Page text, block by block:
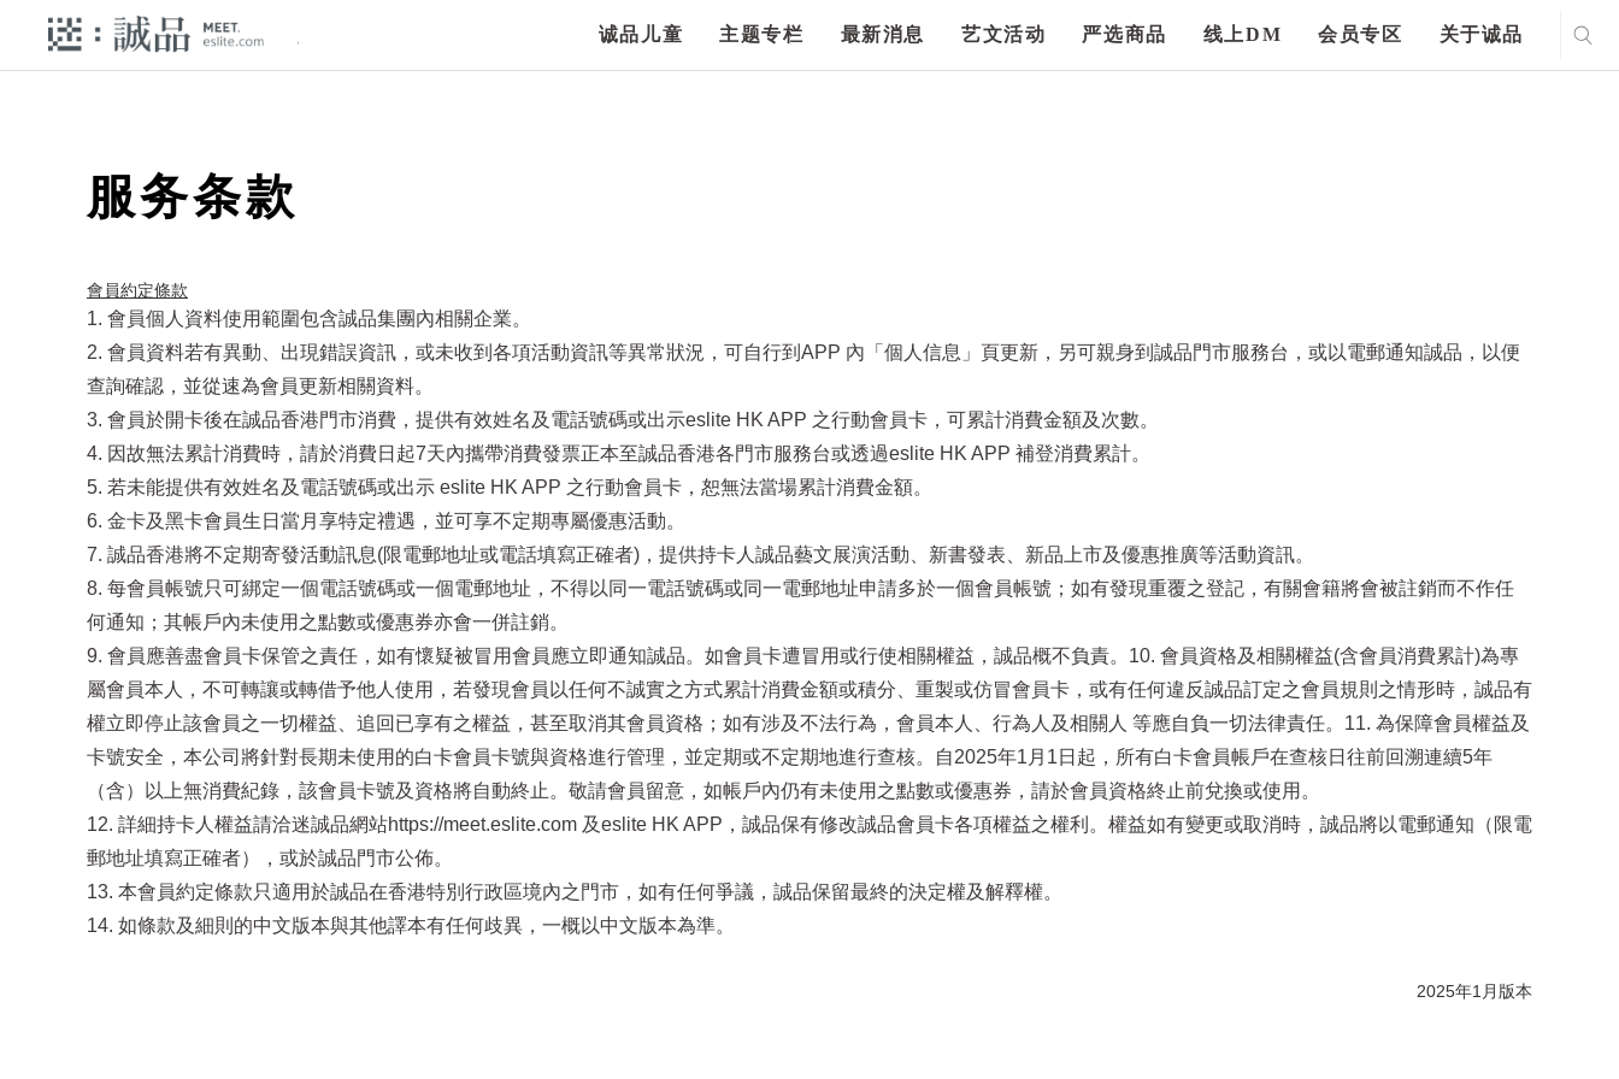
诚品儿童 主题专栏 最新消息 艺文活动 严选商品 线上DM 会员专区 关于诚品
服务条款
會員約定條款​
1. 會員個人資料使用範圍包含誠品集團內相關企業。
2. 會員資料若有異動、出現錯誤資訊，或未收到各項活動資訊等異常狀況，可自行到APP 內「個人信息」頁更新，另可親身到誠品門市服務台，或以電郵通知誠品，以便
查詢確認，並從速為會員更新相關資料。
3. 會員於開卡後在誠品香港門市消費，提供有效姓名及電話號碼或出示eslite HK APP 之行動會員卡，可累計消費金額及次數。
4. 因故無法累計消費時，請於消費日起7天內攜帶消費發票正本至誠品香港各門市服務台或透過eslite HK APP 補登消費累計。
5. 若未能提供有效姓名及電話號碼或出示 eslite HK APP 之行動會員卡，恕無法當場累計消費金額。
6. 金卡及黑卡會員生日當月享特定禮遇，並可享不定期專屬優惠活動。
7. 誠品香港將不定期寄發活動訊息(限電郵地址或電話填寫正確者)，提供持卡人誠品藝文展演活動、新書發表、新品上市及優惠推廣等活動資訊。
8. 每會員帳號只可綁定一個電話號碼或一個電郵地址，不得以同一電話號碼或同一電郵地址申請多於一個會員帳號；如有發現重覆之登記，有關會籍將會被註銷而不作任
何通知；其帳戶內未使用之點數或優惠券亦會一併註銷。
9. 會員應善盡會員卡保管之責任，如有懷疑被冒用會員應立即通知誠品。如會員卡遭冒用或行使相關權益，誠品概不負責。10. 會員資格及相關權益(含會員消費累計)為專
屬會員本人，不可轉讓或轉借予他人使用，若發現會員以任何不誠實之方式累計消費金額或積分、重製或仿冒會員卡，或有任何違反誠品訂定之會員規則之情形時，誠品有
權立即停止該會員之一切權益、追回已享有之權益，甚至取消其會員資格；如有涉及不法行為，會員本人、行為人及相關人 等應自負一切法律責任。11. 為保障會員權益及
卡號安全，本公司將針對長期未使用的白卡會員卡號與資格進行管理，並定期或不定期地進行查核。自2025年1月1日起，所有白卡會員帳戶在查核日往前回溯連續5年
（含）以上無消費紀錄，該會員卡號及資格將自動終止。敬請會員留意，如帳戶內仍有未使用之點數或優惠券，請於會員資格終止前兌換或使用。
12. 詳細持卡人權益請洽迷誠品網站https://meet.eslite.com 及eslite HK APP，誠品保有修改誠品會員卡各項權益之權利。權益如有變更或取消時，誠品將以電郵通知（限電
郵地址填寫正確者），或於誠品門市公佈。
13. 本會員約定條款只適用於誠品在香港特別行政區境內之門市，如有任何爭議，誠品保留最終的決定權及解釋權。
14. 如條款及細則的中文版本與其他譯本有任何歧異，一概以中文版本為準。
2025年1月版本